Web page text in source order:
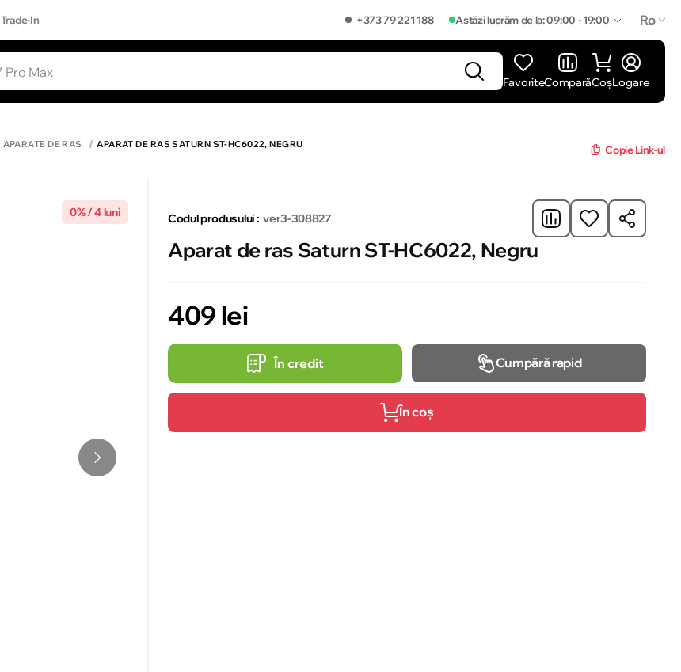
Trade-In +373 79 221 188 Astăzi lucrăm de la: 09:00 - 19:00 Ro
FavoriteComparăCoșLogare
APARATE DE RAS APARAT DE RAS SATURN ST-HC6022, NEGRU Copie Link-ul
0% / 4 luni Codul produsului : ver3-308827
Aparat de ras Saturn ST-HC6022, Negru
409 lei
În credit Cumpără rapid
În coș